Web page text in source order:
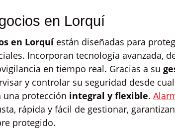
en Lorquí
en Lorquíestán diseñadas para
Incorporan tecnología avanzada,
en tiempo real. Gracias a su
y controlar su seguridad desde
una protección integral y flexible.
rápida y fácil de gestionar,
protegido.